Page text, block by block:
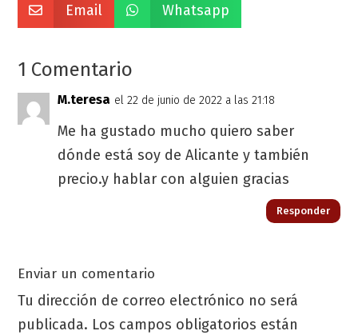
 Email  Whatsapp
1 Comentario
M.teresa el 22 de junio de 2022 a las 21:18
Me ha gustado mucho quiero saber
dónde está soy de Alicante y también
precio.y hablar con alguien gracias
Responder
Enviar un comentario
Tu dirección de correo electrónico no será
publicada. Los campos obligatorios están